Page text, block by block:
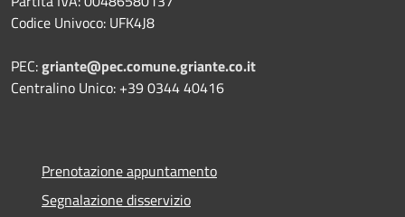
Codice Univoco: UFK4J8
PEC:griante@pec.comune.griante.co.it
Centralino Unico: +39 0344 40416
Prenotazione appuntamento
Segnalazione disservizio